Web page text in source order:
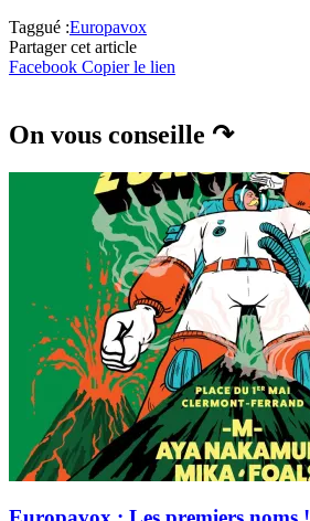
Taggué :Europavox
Partager cet article
Facebook Copier le lien
On vous conseille ↷